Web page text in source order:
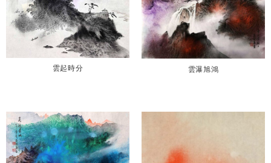
雲起時分 雲瀑旭鴻